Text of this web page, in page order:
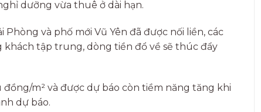
dưỡng vừa thuê ở dài hạn.
Phòng và phố mới Vũ Yên đã được nối liền, các
khách tập trung, dòng tiền đổ về sẽ thúc đẩy
m² và được dự báo còn tiềm năng tăng khi
dự báo.